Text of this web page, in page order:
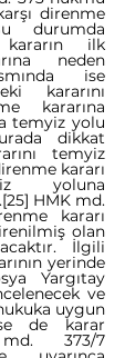
direnme
durumda
kararın ilk
neden
ise
kararını
kararına
temyiz yolu
dikkat
temyiz
kararı
yoluna
[25] HMK md.
kararı
olan
İlgili
yerinde
Yargıtay
ve
uygun
de karar
373/7